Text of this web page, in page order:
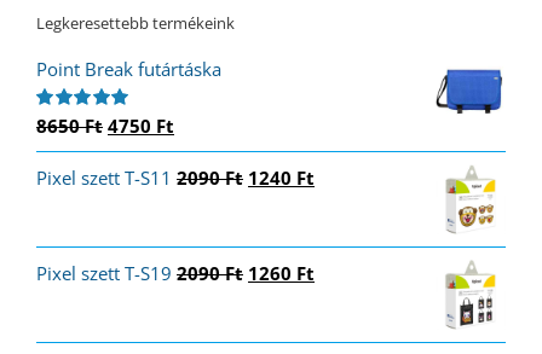
Legkeresettebb termékeink
Point Break futártáska
Értékelés:
8650Ft Original
price
was:
4750 Ft
price
is:
Pixel szett T-S11 2090Ft Original
1240 Ft
Pixel szett T-S19 2090Ft Original
1260 Ft